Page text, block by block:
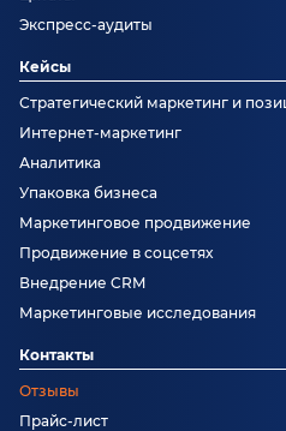
Экспресс-аудиты
Кейсы
Стратегический маркетинг и
Интернет-маркетинг
Аналитика
Упаковка бизнеса
Маркетинговое продвижение
Продвижение в соцсетях
Внедрение CRM
Маркетинговые исследования
Контакты
Отзывы
Прайс-лист